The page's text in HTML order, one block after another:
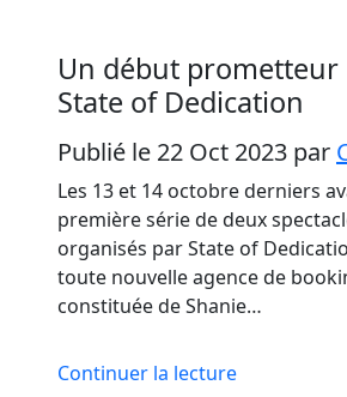
Un début
State of Dedication
Publié le 22 Oct 2023 par
Les 13 et 14 octobre derniers
première série de deux
organisés par State of
toute nouvelle agence de
constituée de Shanie…
Continuer la lecture